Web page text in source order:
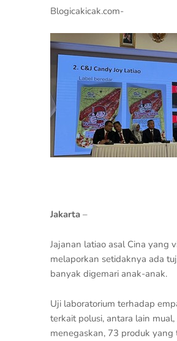
Blogicakicak.com-
Jakarta –
Jajanan latiao asal Cina yang
melaporkan setidaknya ada
banyak digemari anak-anak.
Uji laboratorium terhadap
terkait polusi, antara lain
menegaskan, 73 produk